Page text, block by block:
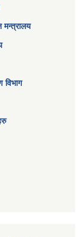
मन्त्रालय
विभाग